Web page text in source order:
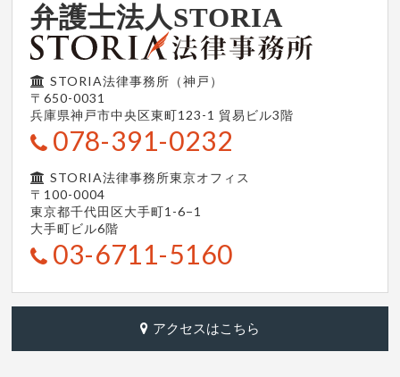
弁護士法人STORIA
STORIA法律事務所（神戸）
〒650-0031
兵庫県神戸市中央区東町123-1 貿易ビル3階
078-391-0232
STORIA法律事務所東京オフィス
〒100-0004
東京都千代田区大手町1-6−1
大手町ビル6階
03-6711-5160
アクセスはこちら